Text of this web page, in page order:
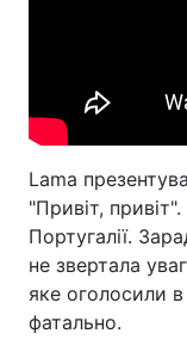
Lama
"Привіт,
Португалії.
не звертала
яке оголосили в
фатально.